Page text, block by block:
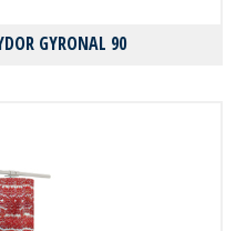
GYRONAL 90